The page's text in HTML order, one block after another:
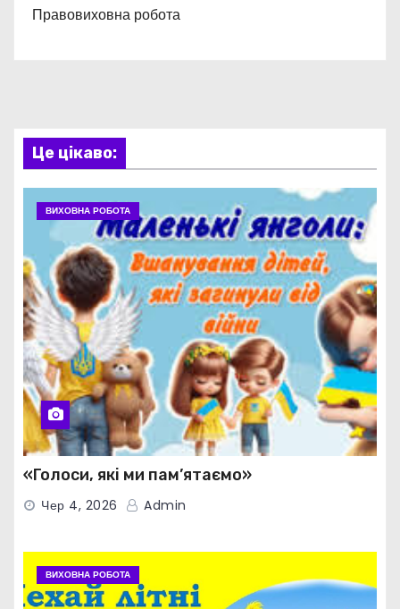
Правовиховна робота
Це цікаво:
ВИХОВНА РОБОТА
«Голоси, які ми пам’ятаємо»
Чер 4, 2026 Admin
ВИХОВНА РОБОТА